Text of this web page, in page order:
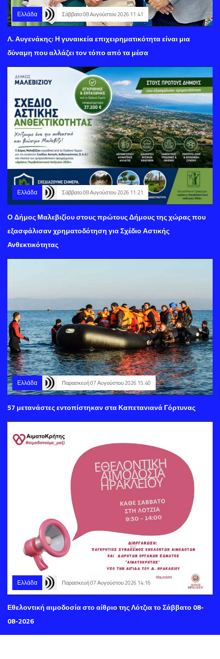
Ελλάδα Σάββατο 08 Αυγούστου 2026 11:41
Λ. Αυγενάκης: Η γυναικεία επιχειρηματικότητα είναι μια
δύναμη που αλλάζει τον τόπο από τα μέσα
Ελλάδα Σάββατο 08 Αυγούστου 2026 11:21
Ο Δήμος Μαλεβιζίου στους πρώτους Δήμους της χώρας που
εξασφάλισαν χρηματοδότηση για Σχέδιο Αστικής
Ανθεκτικότητας
Ελλάδα Παρασκευή 07 Αυγούστου 2026 15:40
57 μετανάστες εντοπίστηκαν στα Καπετανιανά Γόρτυνας
Ελλάδα Παρασκευή 07 Αυγούστου 2026 14:16
Εθελοντική αιμοδοσία στο αίθριο της Λότζια το Σάββατο 08-
08-2026